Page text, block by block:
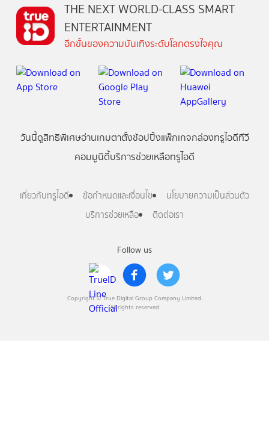
Follow us
Copyright © True Digital Group Company Limited.
All rights reserved
THE NEXT WORLD-CLASS SMART
ENTERTAINMENT
อีกขั้นของความบันเทิงระดับโลกตรงใจคุณ
วันนี้ดูสิทธิพิเศษอ่านเกมตาตั้งช้อปปิ้งแพ็กเกจกล่องทรูไอดีทีวี
คอมมูนิตี้บริการช่วยเหลือทรูไอดี
เกี่ยวกับทรูไอดี ข้อกำหนดและเงื่อนไข
นโยบายความเป็นส่วนตัว
บริการช่วยเหลือ
ติดต่อเรา